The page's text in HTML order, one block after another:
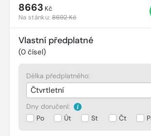
8663 Kč
Na stánku:8692 Kč
Vlastní předplatné
(0 čísel)
Délka předplatného:
Dny doručení:
Po
Út St Čt